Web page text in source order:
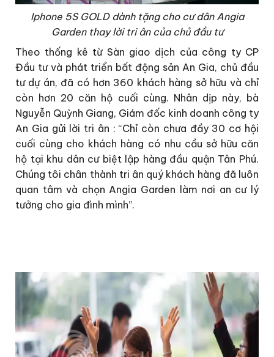
Iphone 5S GOLD dành tặng cho cư dân Angia
Garden thay lời tri ân của chủ đầu tư
Theo thống kê từ Sàn giao dịch của công ty CP
Đầu tư và phát triển bất động sản An Gia, chủ đầu
tư dự án, đã có hơn 360 khách hàng sở hữu và chỉ
còn hơn 20 căn hộ cuối cùng. Nhân dịp này, bà
Nguyễn Quỳnh Giang, Giám đốc kinh doanh công ty
An Gia gửi lời tri ân : “Chỉ còn chưa đầy 30 cơ hội
cuối cùng cho khách hàng có nhu cầu sở hữu căn
hộ tại khu dân cư biệt lập hàng đầu quận Tân Phú.
Chúng tôi chân thành tri ân quý khách hàng đã luôn
quan tâm và chọn Angia Garden làm nơi an cư lý
tưởng cho gia đình mình”.